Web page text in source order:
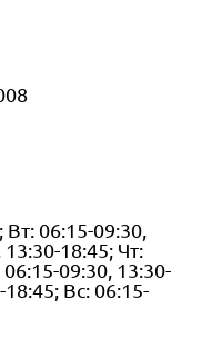
Вт: 06:15-09:30,
18:45; Чт:
09:30, 13:30-
Вс: 06:15-